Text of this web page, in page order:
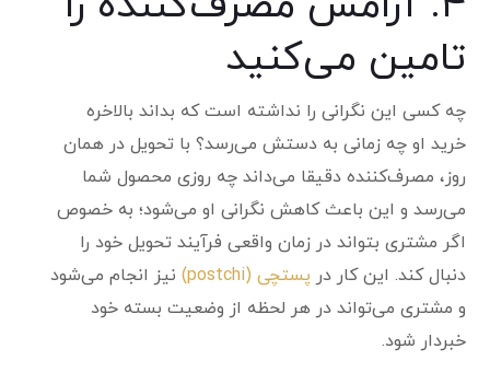
تامین می‌کنید
چه کسی این نگرانی را نداشته است که بداند بالاخره
خرید او چه زمانی به دستش می‌رسد؟ با تحویل در همان
روز، مصرف‌کننده دقیقا می‌داند چه روزی محصول شما
می‌رسد و این باعث کاهش نگرانی او می‌شود؛ به خصوص
اگر مشتری بتواند در زمان واقعی فرآیند تحویل خود را
دنبال کند. این کار در پستچی (postchi)
نیز انجام می‌شود
و مشتری می‌تواند در هر لحظه از وضعیت بسته خود
خبردار شود.